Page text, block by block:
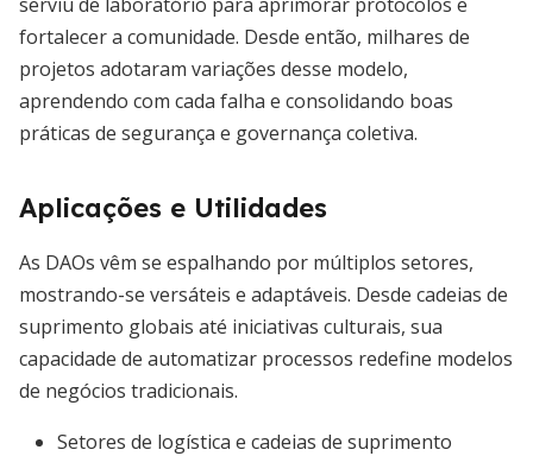
fortalecer a comunidade. Desde então, milhares de
projetos adotaram variações desse modelo,
aprendendo com cada falha e consolidando boas
práticas de segurança e governança coletiva.
Aplicações e Utilidades
As DAOs vêm se espalhando por múltiplos setores,
mostrando-se versáteis e adaptáveis. Desde cadeias de
suprimento globais até iniciativas culturais, sua
capacidade de automatizar processos redefine modelos
de negócios tradicionais.
Setores de logística e cadeias de suprimento